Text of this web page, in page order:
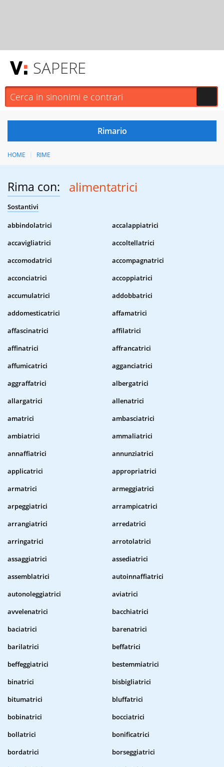
SAPERE
HOME RIME
Rima con: alimentatrici
Sostantivi
abbindolatrici
accalappiatrici
accavigliatrici
accoltellatrici
accomodatrici
accompagnatrici
acconciatrici
accoppiatrici
accumulatrici
addobbatrici
addomesticatrici
affamatrici
affascinatrici
affilatrici
affinatrici
affrancatrici
affumicatrici
agganciatrici
aggraffatrici
albergatrici
allargatrici
allenatrici
amatrici
ambasciatrici
ambiatrici
ammaliatrici
annaffiatrici
annunziatrici
applicatrici
appropriatrici
armatrici
armeggiatrici
arpeggiatrici
arrampicatrici
arrangiatrici
arredatrici
arringatrici
arrotolatrici
assaggiatrici
assediatrici
assemblatrici
autoinnaffiatrici
autonoleggiatrici
aviatrici
avvelenatrici
bacchiatrici
baciatrici
barenatrici
barilatrici
beffatrici
beffeggiatrici
bestemmiatrici
binatrici
bisbigliatrici
bitumatrici
bluffatrici
bobinatrici
bocciatrici
bollatrici
bonificatrici
bordatrici
borseggiatrici